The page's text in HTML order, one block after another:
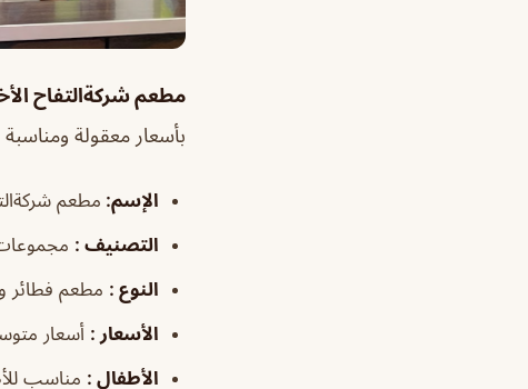
مطعم شركةالتفاح
بأسعار معقولة
الإسم: مطعم
التصنيف :
النوع : مطعم فطائر
الأسعار : أسعار
الأطفال : مناسب